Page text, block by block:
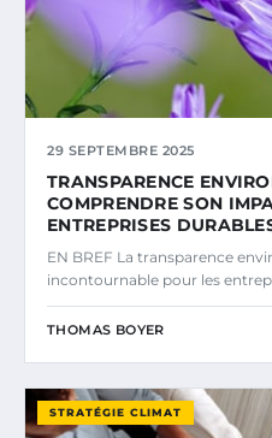
29 SEPTEMBRE 2025
TRANSPARENCE
COMPRENDRE SON
ENTREPRISES
EN BREF La transparence
incontournable pour les
THOMAS BOYER
STRATÉGIE CLIMAT